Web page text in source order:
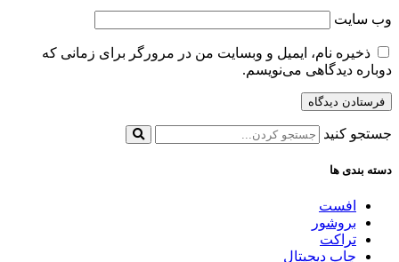
وب‌ سایت
ذخیره نام، ایمیل و وبسایت من در مرورگر برای زمانی که
دوباره دیدگاهی می‌نویسم.
جستجو کنید
دسته بندی ها
افست
بروشور
تراکت
چاپ دیجیتال